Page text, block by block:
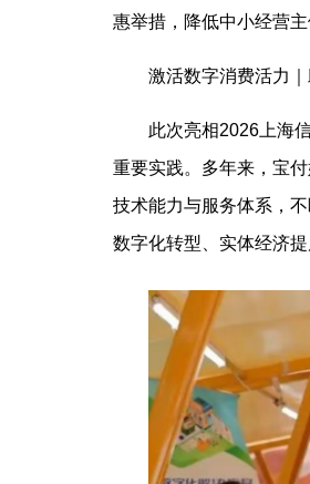
惠举措，降低中小经营
激活数字消费活力
此次亮相2026上海
重要实践。多年来，宝
技术能力与服务体系，
数字化转型、实体经济提